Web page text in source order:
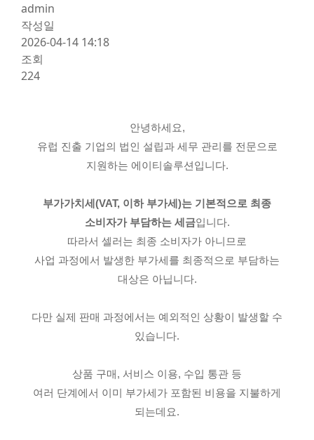
admin
작성일
2026-04-14 14:18
조회
224
안녕하세요,
유럽 진출 기업의 법인 설립과 세무 관리를 전문으로
지원하는 에이티솔루션입니다.
부가가치세(VAT, 이하 부가세)는 기본적으로 최종
소비자가 부담하는 세금입니다.
따라서 셀러는 최종 소비자가 아니므로
사업 과정에서 발생한 부가세를 최종적으로 부담하는
대상은 아닙니다.
다만 실제 판매 과정에서는 예외적인 상황이 발생할 수
있습니다.
상품 구매, 서비스 이용, 수입 통관 등
여러 단계에서 이미 부가세가 포함된 비용을 지불하게
되는데요.